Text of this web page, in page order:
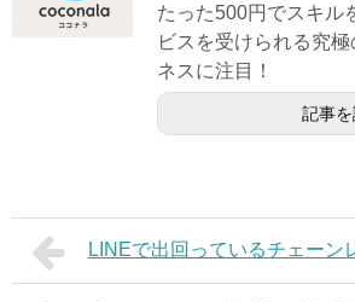
たった500円でスキル
ビスを受けられる究
ネスに注目！
記事
LINEで出回っているチェーン